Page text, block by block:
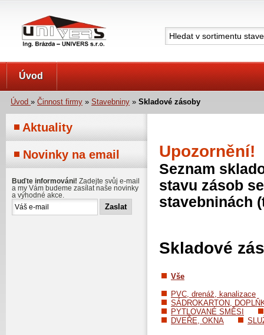
Úvod
Úvod » Činnost firmy » Stavebniny » Skladové zásoby
Upozornění!
Seznam
stavu zásob
stavebninách
Skladové
Vše
PVC, drenáž, kanalizace
SÁDROKARTON,
PYTLOVANÉ SMĚSI
DVEŘE, OKNA
Aktuality
Novinky na email
Buďte informováni! Zadejte svůj e-mail
a my Vám budeme zasílat naše novinky
a výhodné akce.